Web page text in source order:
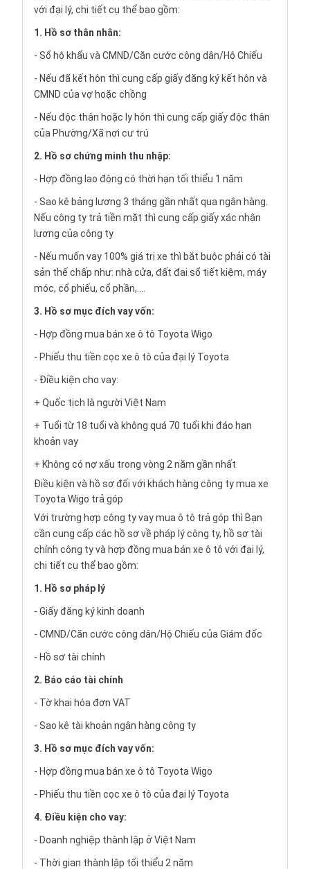
với đại lý, chi tiết cụ thể bao gồm:
1. Hồ sơ thân nhân:
- Sổ hộ khẩu và CMND/Căn cước công dân/Hộ Chiếu
- Nếu đã kết hôn thì cung cấp giấy đăng ký kết hôn và
CMND của vợ hoặc chồng
- Nếu độc thân hoặc ly hôn thì cung cấp giấy độc thân
của Phường/Xã nơi cư trú
2. Hồ sơ chứng minh thu nhập:
- Hợp đồng lao động có thời hạn tối thiểu 1 năm
- Sao kê bảng lương 3 tháng gần nhất qua ngân hàng.
Nếu công ty trả tiền mặt thì cung cấp giấy xác nhận
lương của công ty
- Nếu muốn vay 100% giá trị xe thì bắt buộc phải có tài
sản thế chấp như: nhà cửa, đất đai sổ tiết kiệm, máy
móc, cổ phiếu, cổ phần,....
3. Hồ sơ mục đích vay vốn:
- Hợp đồng mua bán xe ô tô Toyota Wigo
- Phiếu thu tiền cọc xe ô tô của đại lý Toyota
- Điều kiện cho vay:
+ Quốc tịch là người Việt Nam
+ Tuổi từ 18 tuổi và không quá 70 tuổi khi đáo hạn
khoản vay
+ Không có nợ xấu trong vòng 2 năm gần nhất
Điều kiện và hồ sơ đối với khách hàng công ty mua xe
Toyota Wigo trả góp
Với trường hợp công ty vaymua ô tô trả góp thì Bạn
cần cung cấp các hồ sơ về pháp lý công ty, hồ sơ tài
chính công ty và hợp đồng mua bán xe ô tô với đại lý,
chi tiết cụ thể bao gồm:
1. Hồ sơ pháp lý
- Giấy đăng ký kinh doanh
- CMND/Căn cước công dân/Hộ Chiếu của Giám đốc
- Hồ sơ tài chính
2. Báo cáo tài chính
- Tờ khai hóa đơn VAT
- Sao kê tài khoản ngân hàng công ty
3. Hồ sơ mục đích vay vốn:
- Hợp đồng mua bán xe ô tô Toyota Wigo
- Phiếu thu tiền cọc xe ô tô của đại lý Toyota
4. Điều kiện cho vay:
- Doanh nghiệp thành lập ở Việt Nam
- Thời gian thành lập tối thiểu 2 năm